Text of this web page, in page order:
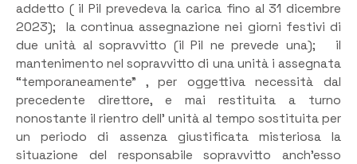
addetto ( il Pil prevedeva la carica fino al 31 dicembre
2023); la continua assegnazione nei giorni festivi di
due unità al sopravvitto (il Pil ne prevede una); il
mantenimento nel sopravvitto di una unità i assegnata
“temporaneamente” , per oggettiva necessità dal
precedente direttore, e mai restituita a turno
nonostante il rientro dell’ unità al tempo sostituita per
un periodo di assenza giustificata misteriosa la
situazione del responsabile sopravvitto anch’esso